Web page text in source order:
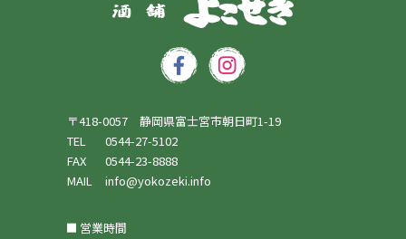
〒418-0057 静岡県富士宮市朝日町1-19
TEL
0544-27-5102
FAX
0544-23-8888
MAIL
info@yokozeki.info
営業時間